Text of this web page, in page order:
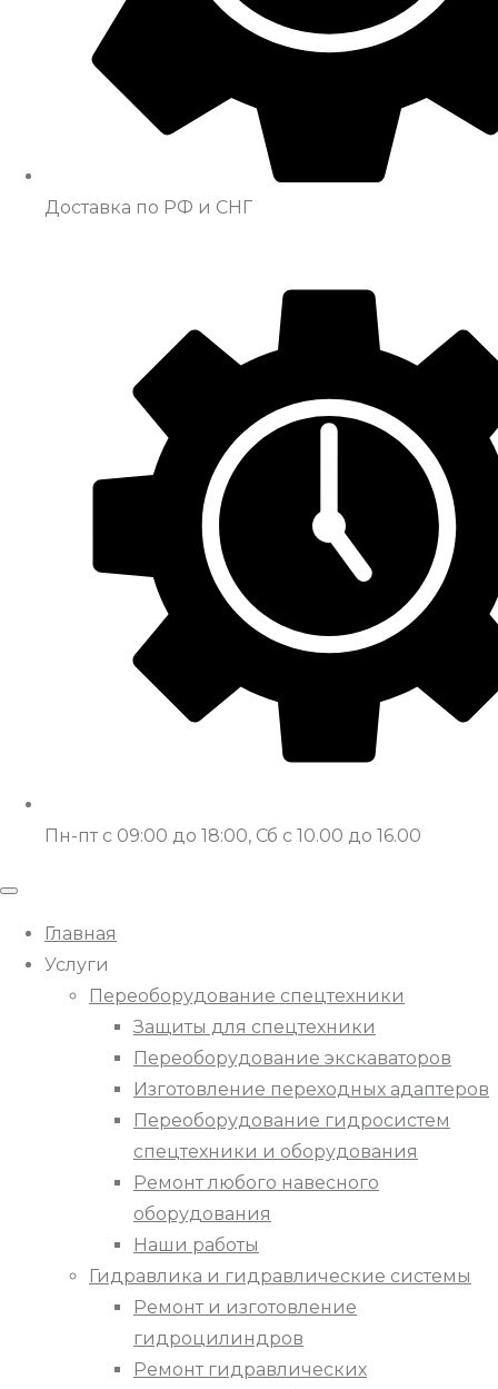
Доставка по РФ и СНГ
Пн-пт с 09:00 до 18:00, Сб с 10.00 до 16.00
Главная
Услуги
Переоборудование спецтехники
Защиты для спецтехники
Переоборудование экскаваторов
Изготовление переходных адаптеров
Переоборудование гидросистем
спецтехники и оборудования
Ремонт любого навесного
оборудования
Наши работы
Гидравлика и гидравлические системы
Ремонт и изготовление
гидроцилиндров
Ремонт гидравлических